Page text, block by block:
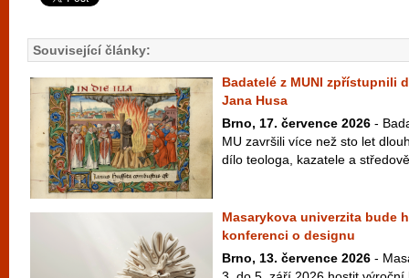
Související články:
Badatelé z MUNI zpřístupnili
Jana Husa
Brno, 17. července 2026 -
MU završili více než sto let
dílo teologa, kazatele a
Masarykova univerzita bude
konferenci o designu
Brno, 13. července 2026 -